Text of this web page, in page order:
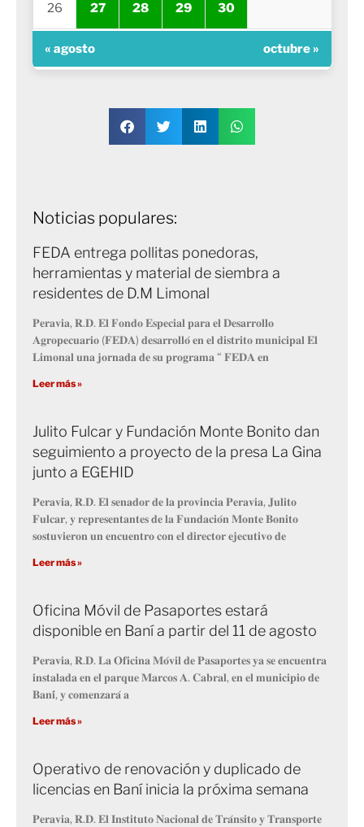
26 27 28 29 30
« agosto octubre »
Noticias populares:
FEDA entrega pollitas ponedoras,
herramientas y material de siembra a
residentes de D.M Limonal
𝐏𝐞𝐫𝐚𝐯𝐢𝐚, 𝐑.𝐃. 𝐄𝐥 𝐅𝐨𝐧𝐝𝐨 𝐄𝐬𝐩𝐞𝐜𝐢𝐚𝐥 𝐩𝐚𝐫𝐚 𝐞𝐥 𝐃𝐞𝐬𝐚𝐫𝐫𝐨𝐥𝐥𝐨
𝐀𝐠𝐫𝐨𝐩𝐞𝐜𝐮𝐚𝐫𝐢𝐨 (𝐅𝐄𝐃𝐀) 𝐝𝐞𝐬𝐚𝐫𝐫𝐨𝐥𝐥𝐨́ 𝐞𝐧 𝐞𝐥 𝐝𝐢𝐬𝐭𝐫𝐢𝐭𝐨 𝐦𝐮𝐧𝐢𝐜𝐢𝐩𝐚𝐥 𝐄𝐥
𝐋𝐢𝐦𝐨𝐧𝐚𝐥 𝐮𝐧𝐚 𝐣𝐨𝐫𝐧𝐚𝐝𝐚 𝐝𝐞 𝐬𝐮 𝐩𝐫𝐨𝐠𝐫𝐚𝐦𝐚 “ 𝐅𝐄𝐃𝐀 𝐞𝐧
Leer más »
Julito Fulcar y Fundación Monte Bonito dan
seguimiento a proyecto de la presa La Gina
junto a EGEHID
𝐏𝐞𝐫𝐚𝐯𝐢𝐚, 𝐑.𝐃. 𝐄𝐥 𝐬𝐞𝐧𝐚𝐝𝐨𝐫 𝐝𝐞 𝐥𝐚 𝐩𝐫𝐨𝐯𝐢𝐧𝐜𝐢𝐚 𝐏𝐞𝐫𝐚𝐯𝐢𝐚, 𝐉𝐮𝐥𝐢𝐭𝐨
𝐅𝐮𝐥𝐜𝐚𝐫, 𝐲 𝐫𝐞𝐩𝐫𝐞𝐬𝐞𝐧𝐭𝐚𝐧𝐭𝐞𝐬 𝐝𝐞 𝐥𝐚 𝐅𝐮𝐧𝐝𝐚𝐜𝐢𝐨́𝐧 𝐌𝐨𝐧𝐭𝐞 𝐁𝐨𝐧𝐢𝐭𝐨
𝐬𝐨𝐬𝐭𝐮𝐯𝐢𝐞𝐫𝐨𝐧 𝐮𝐧 𝐞𝐧𝐜𝐮𝐞𝐧𝐭𝐫𝐨 𝐜𝐨𝐧 𝐞𝐥 𝐝𝐢𝐫𝐞𝐜𝐭𝐨𝐫 𝐞𝐣𝐞𝐜𝐮𝐭𝐢𝐯𝐨 𝐝𝐞
Leer más »
Oficina Móvil de Pasaportes estará
disponible en Baní a partir del 11 de agosto
𝐏𝐞𝐫𝐚𝐯𝐢𝐚, 𝐑.𝐃. 𝐋𝐚 𝐎𝐟𝐢𝐜𝐢𝐧𝐚 𝐌𝐨́𝐯𝐢𝐥 𝐝𝐞 𝐏𝐚𝐬𝐚𝐩𝐨𝐫𝐭𝐞𝐬 𝐲𝐚 𝐬𝐞 𝐞𝐧𝐜𝐮𝐞𝐧𝐭𝐫𝐚
𝐢𝐧𝐬𝐭𝐚𝐥𝐚𝐝𝐚 𝐞𝐧 𝐞𝐥 𝐩𝐚𝐫𝐪𝐮𝐞 𝐌𝐚𝐫𝐜𝐨𝐬 𝐀. 𝐂𝐚𝐛𝐫𝐚𝐥, 𝐞𝐧 𝐞𝐥 𝐦𝐮𝐧𝐢𝐜𝐢𝐩𝐢𝐨 𝐝𝐞
𝐁𝐚𝐧𝐢́, 𝐲 𝐜𝐨𝐦𝐞𝐧𝐳𝐚𝐫𝐚́ 𝐚
Leer más »
Operativo de renovación y duplicado de
licencias en Baní inicia la próxima semana
𝐏𝐞𝐫𝐚𝐯𝐢𝐚, 𝐑.𝐃. 𝐄𝐥 𝐈𝐧𝐬𝐭𝐢𝐭𝐮𝐭𝐨 𝐍𝐚𝐜𝐢𝐨𝐧𝐚𝐥 𝐝𝐞 𝐓𝐫𝐚́𝐧𝐬𝐢𝐭𝐨 𝐲 𝐓𝐫𝐚𝐧𝐬𝐩𝐨𝐫𝐭𝐞